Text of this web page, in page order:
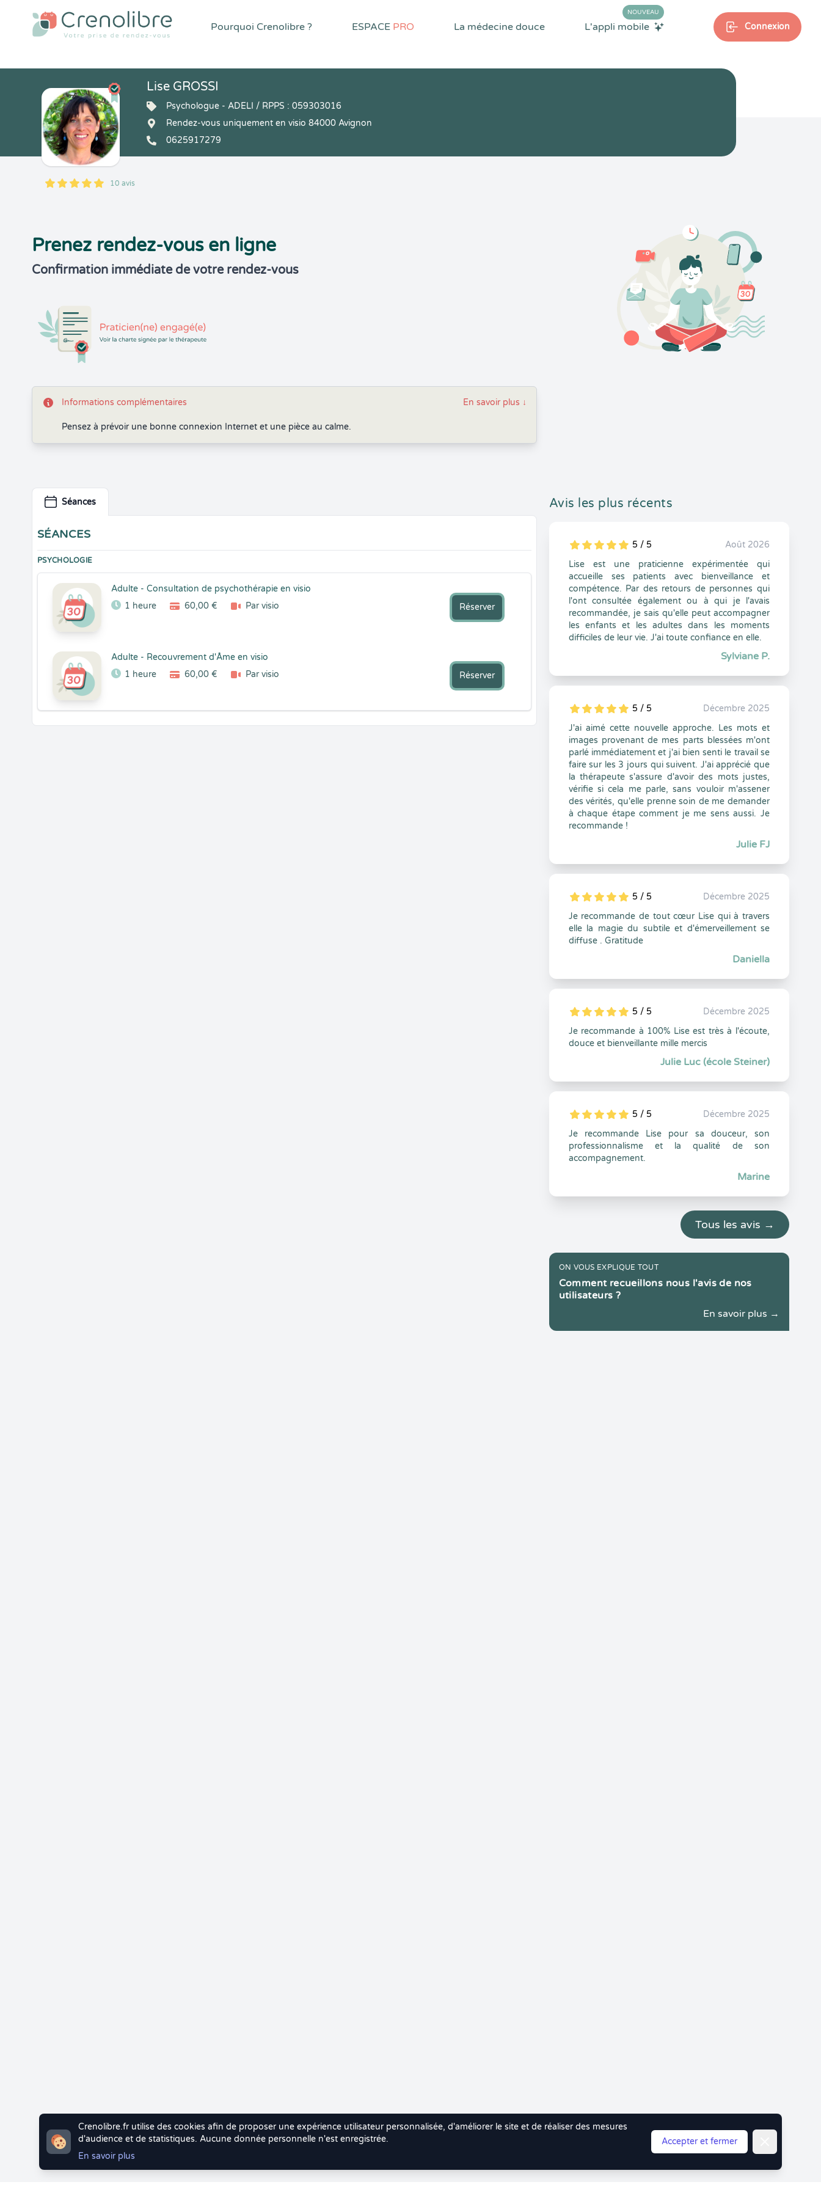
Pourquoi Crenolibre ? ESPACE PRO La médecine douce L'appli mobile
NOUVEAU
Connexion
5
1
5
10 10 avis
Lise GROSSI
Psychologue - ADELI / RPPS : 059303016
Rendez-vous uniquement en visio 84000 Avignon
0625917279
Prenez rendez-vous en ligne
Confirmation immédiate de votre rendez-vous
Informations complémentaires
Pensez à prévoir une bonne connexion Internet et une pièce au calme.
En savoir plus ↓
Séances
SÉANCES
PSYCHOLOGIE
Adulte - Consultation de psychothérapie en visio
1 heure
60,00 € Par visio Réserver
Adulte - Recouvrement d'Âme en visio
1 heure
60,00 € Par visio Réserver
Avis les plus récents
5
1
5
0 5 / 5
Août 2026
Lise est une praticienne expérimentée qui
accueille ses patients avec bienveillance et
compétence. Par des retours de personnes qui
l'ont consultée également ou à qui je l'avais
recommandée, je sais qu'elle peut accompagner
les enfants et les adultes dans les moments
difficiles de leur vie. J'ai toute confiance en elle.
Sylviane P.
5
1
5
0 5 / 5
Décembre 2025
J'ai aimé cette nouvelle approche. Les mots et
images provenant de mes parts blessées m'ont
parlé immédiatement et j'ai bien senti le travail se
faire sur les 3 jours qui suivent. J'ai apprécié que
la thérapeute s'assure d'avoir des mots justes,
vérifie si cela me parle, sans vouloir m'assener
des vérités, qu'elle prenne soin de me demander
à chaque étape comment je me sens aussi. Je
recommande !
Julie FJ
5
1
5
0 5 / 5
Décembre 2025
Je recommande de tout cœur Lise qui à travers
elle la magie du subtile et d'émerveillement se
diffuse . Gratitude
Daniella
5
1
5
0 5 / 5
Décembre 2025
Je recommande à 100% Lise est très à l'écoute,
douce et bienveillante mille mercis
Julie Luc (école Steiner)
5
1
5
0 5 / 5
Décembre 2025
Je recommande Lise pour sa douceur, son
professionnalisme et la qualité de son
accompagnement.
Marine
Tous les avis →
ON VOUS EXPLIQUE TOUT
Comment recueillons nous l'avis de nos
utilisateurs ?
En savoir plus →
Crenolibre.fr utilise des cookies afin de proposer une expérience utilisateur personnalisée, d'améliorer le site et de réaliser des mesures
d'audience et de statistiques. Aucune donnée personnelle n'est enregistrée.
En savoir plus
Accepter et fermer